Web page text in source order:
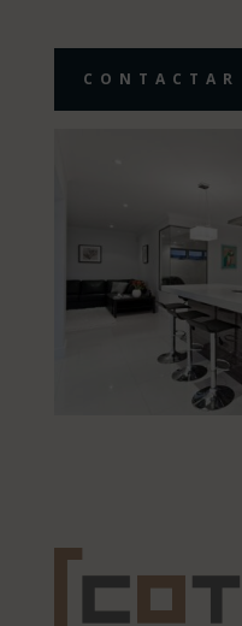
CONTACTAR